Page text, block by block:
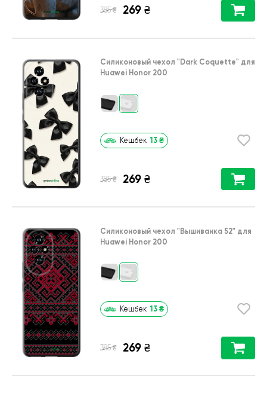
385 ₴ 269 ₴
Силиконовый чехол "Dark Coquette" для
Huawei Honor 200
Кешбек 13 ₴
385 ₴ 269 ₴
Силиконовый чехол "Вышиванка 52" для
Huawei Honor 200
Кешбек 13 ₴
385 ₴ 269 ₴